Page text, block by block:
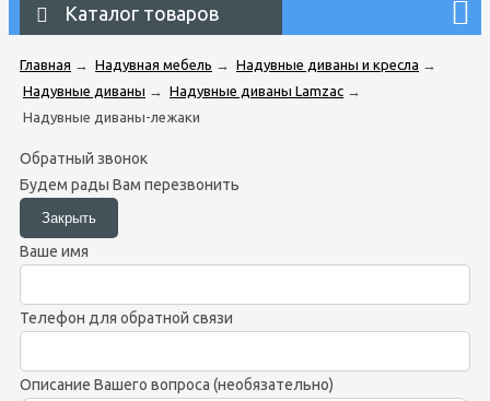
Каталог товаров
Главная → Надувная мебель → Надувные диваны и кресла →
Надувные диваны → Надувные диваны Lamzac →
Надувные диваны-лежаки
Обратный звонок
Будем рады Вам перезвонить
Ваше имя
Телефон для обратной связи
Описание Вашего вопроса (необязательно)